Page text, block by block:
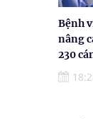
Bệnh
nâng
230